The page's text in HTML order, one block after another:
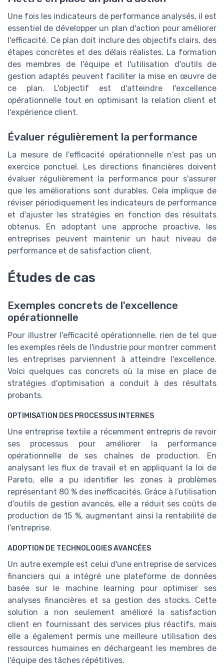
Une fois les indicateurs de performance analysés, il est
essentiel de développer un plan d'action pour améliorer
l'efficacité. Ce plan doit inclure des objectifs clairs, des
étapes concrètes et des délais réalistes. La formation
des membres de l'équipe et l'utilisation d'outils de
gestion adaptés peuvent faciliter la mise en œuvre de
ce plan. L'objectif est d'atteindre l'excellence
opérationnelle tout en optimisant la relation client et
l'expérience client.
Évaluer régulièrement la performance
La mesure de l'efficacité opérationnelle n'est pas un
exercice ponctuel. Les directions financières doivent
évaluer régulièrement la performance pour s'assurer
que les améliorations sont durables. Cela implique de
réviser périodiquement les indicateurs de performance
et d'ajuster les stratégies en fonction des résultats
obtenus. En adoptant une approche proactive, les
entreprises peuvent maintenir un haut niveau de
performance et de satisfaction client.
Études de cas
Exemples concrets de l'excellence
opérationnelle
Pour illustrer l'efficacité opérationnelle, rien de tel que
les exemples réels de l'industrie pour montrer comment
les entreprises parviennent à atteindre l'excellence.
Voici quelques cas concrets où la mise en place de
stratégies d'optimisation a conduit à des résultats
probants.
OPTIMISATION DES PROCESSUS INTERNES
Une entreprise textile a récemment entrepris de revoir
ses processus pour améliorer la performance
opérationnelle de ses chaînes de production. En
analysant les flux de travail et en appliquant la loi de
Pareto, elle a pu identifier les zones à problèmes
représentant 80 % des inefficacités. Grâce à l'utilisation
d'outils de gestion avancés, elle a réduit ses coûts de
production de 15 %, augmentant ainsi la rentabilité de
l'entreprise.
ADOPTION DE TECHNOLOGIES AVANCÉES
Un autre exemple est celui d'une entreprise de services
financiers qui a intégré une plateforme de données
basée sur le machine learning pour optimiser ses
analyses financières et sa gestion des stocks. Cette
solution a non seulement amélioré la satisfaction
client en fournissant des services plus réactifs, mais
elle a également permis une meilleure utilisation des
ressources humaines en déchargeant les membres de
l'équipe des tâches répétitives.